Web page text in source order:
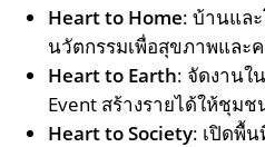
Heart to Home: บ้านแล
นวัตกรรมเพื่อสุขภาพและ
Heart to Earth: จัดงานใ
Event สร้างรายได้ให้ชุม
Heart to Society: เปิดพื้